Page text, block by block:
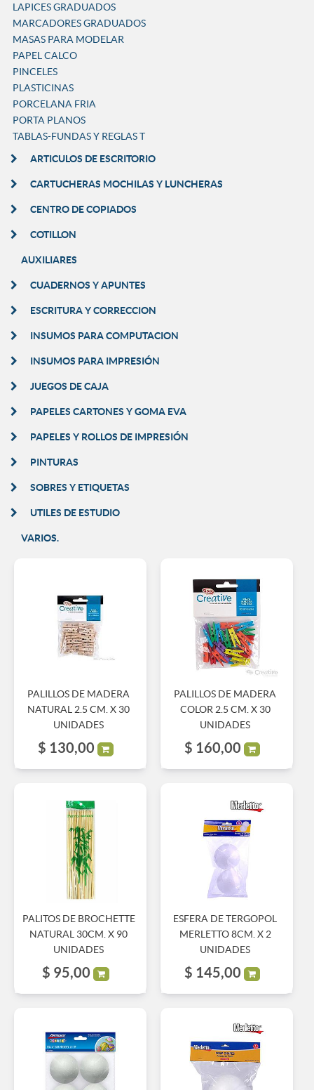
LAPICES GRADUADOS
MARCADORES GRADUADOS
MASAS PARA MODELAR
PAPEL CALCO
PINCELES
PLASTICINAS
PORCELANA FRIA
PORTA PLANOS
TABLAS-FUNDAS Y REGLAS T
ARTICULOS DE ESCRITORIO
CARTUCHERAS MOCHILAS Y LUNCHERAS
CENTRO DE COPIADOS
COTILLON
AUXILIARES
CUADERNOS Y APUNTES
ESCRITURA Y CORRECCION
INSUMOS PARA COMPUTACION
INSUMOS PARA IMPRESIÓN
JUEGOS DE CAJA
PAPELES CARTONES Y GOMA EVA
PAPELES Y ROLLOS DE IMPRESIÓN
PINTURAS
SOBRES Y ETIQUETAS
UTILES DE ESTUDIO
VARIOS.
PALILLOS DE MADERA
NATURAL 2.5 CM. X 30
UNIDADES
$ 130,00
PALILLOS DE MADERA
COLOR 2.5 CM. X 30
UNIDADES
$ 160,00
PALITOS DE BROCHETTE
NATURAL 30CM. X 90
UNIDADES
$ 95,00
ESFERA DE TERGOPOL
MERLETTO 8CM. X 2
UNIDADES
$ 145,00